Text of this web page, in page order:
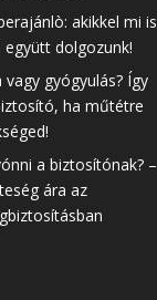
akikkel mi is
együtt dolgozunk!
vagy gyógyulás? Így
ha műtétre
a biztosítónak? –
ára az